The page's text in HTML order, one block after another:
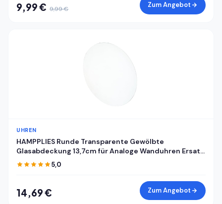
9,99 € 9,99 € Zum Angebot
UHREN
HAMPPLIES Runde Transparente Gewölbte
Glasabdeckung 13,7cm für Analoge Wanduhren Ersatz
Uhrglas Selbstgemacht Abdeckung für Mechanische
Wanduhrzifferblätter
5,0
14,69 € Zum Angebot